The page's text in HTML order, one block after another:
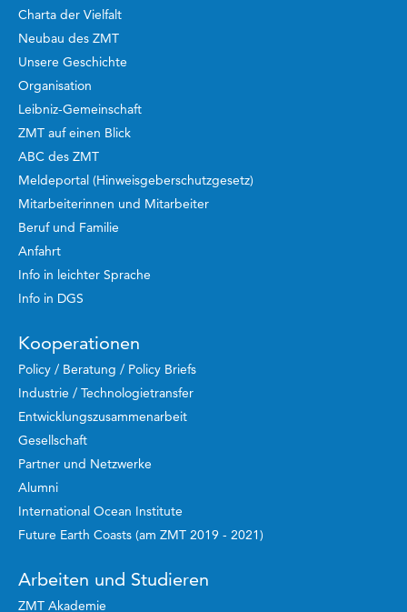
Charta der Vielfalt
Neubau des ZMT
Unsere Geschichte
Organisation
Leibniz-Gemeinschaft
ZMT auf einen Blick
ABC des ZMT
Meldeportal (Hinweisgeberschutzgesetz)
Mitarbeiterinnen und Mitarbeiter
Beruf und Familie
Anfahrt
Info in leichter Sprache
Info in DGS
Kooperationen
Policy / Beratung / Policy Briefs
Industrie / Technologietransfer
Entwicklungszusammenarbeit
Gesellschaft
Partner und Netzwerke
Alumni
International Ocean Institute
Future Earth Coasts (am ZMT 2019 - 2021)
Arbeiten und Studieren
ZMT Akademie